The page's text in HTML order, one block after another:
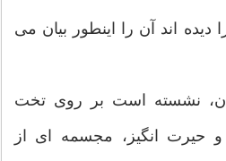
اند آن را اینطور بیان می
نشسته است بر روی تخت
حیرت انگیز، مجسمه ای از